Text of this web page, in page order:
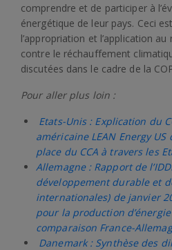
comprendre et de participer à
énergétique de leur pays. Ceci
l’appropriation et l’application
contre le réchauffement
discutées dans le cadre de la
Pour aller plus loin :
Etats-Unis : Explication du
américaine LEAN Energy
place du CCA à travers les
Allemagne : Rapport de
développement durable et
internationales) de janvier
pour la production
comparaison France-
Danemark : Synthèse des